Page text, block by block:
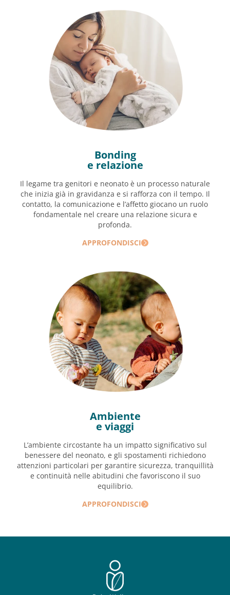
Bonding
e relazione
Il legame tra genitori e neonato è un processo naturale
che inizia già in gravidanza e si rafforza con il tempo. Il
contatto, la comunicazione e l’affetto giocano un ruolo
fondamentale nel creare una relazione sicura e
profonda.
APPROFONDISCI
Ambiente
e viaggi
L’ambiente circostante ha un impatto significativo sul
benessere del neonato, e gli spostamenti richiedono
attenzioni particolari per garantire sicurezza, tranquillità
e continuità nelle abitudini che favoriscono il suo
equilibrio.
APPROFONDISCI